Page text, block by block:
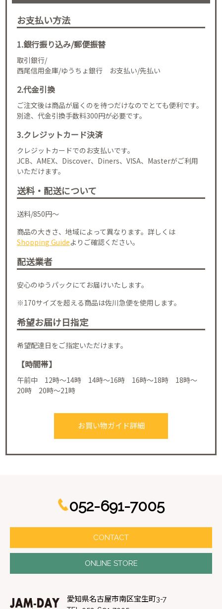
お支払い方法
1.銀行振り込み/郵便振替
取引銀行/
西尾信用金庫/ゆうちょ銀行 お支払い/先払い
2.代金引換
ご注文後は商品が届くのを待つだけなのでとても便利です。
別途、代金引換手数料300円が必要です。
3.クレジットカード決済
クレジットカードでのお支払いです。
JCB、AMEX、Discover、Diners、VISA、Masterがご利用
いただけます。
送料・配送について
送料/850円～
商品の大きさ、地域によって異なります。詳しくは
Shopping Guideよりご確認ください。
配送業者
安心のゆうパックにてお届けいたします。
※170サイズを超える商品は佐川急便を使用します。
希望お届け日指定
希望配達日をご指定いただけます。
【時間帯】
午前中 12時～14時 14時～16時 16時～18時 18時～
20時 20時～21時
お買い物ガイド詳細
052-691-7005
CONTACT
ONLINE STORE
愛知県名古屋市南区宝生町3-7